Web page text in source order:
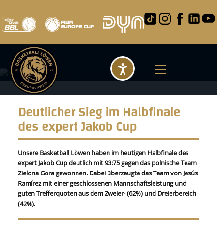
Deutlicher Sieg im Halbfinale
des expert Jakob Cup
Unsere Basketball Löwen haben im heutigen Halbfinale des
expert Jakob Cup deutlich mit 93:75 gegen das polnische Team
Zielona Gora gewonnen. Dabei überzeugte das Team von Jesús
Ramírez mit einer geschlossenen Mannschaftsleistung und
guten Trefferquoten aus dem Zweier- (62%) und Dreierbereich
(42%).